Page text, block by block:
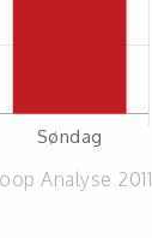
Analyse 2011